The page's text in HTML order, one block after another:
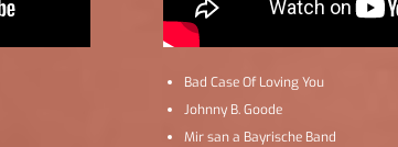
Bad Case Of Loving You
Johnny B. Goode
Mir san a Bayrische Band